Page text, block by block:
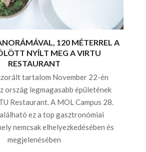
120 MÉTERREL A
NYÍLT MEG A VIRTU
RESTAURANT
tartalom November 22-én
ország legmagasabb épületének
Restaurant. A MOL Campus 28.
ez a top gasztronómiai
nemcsak elhelyezkedésében és
megjelenésében